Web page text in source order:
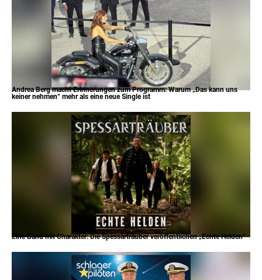
Andrea Berg macht Erinnerungen zum Programm: Warum „Das kann uns
keiner nehmen“ mehr als eine neue Single ist
Eine Band mit Charakter: Die Spessarträuber veröffentlichen „Echte Helden“